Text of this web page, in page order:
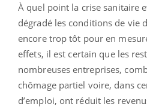
À quel point la crise sanitaire
dégradé les conditions de vie
encore trop tôt pour en
effets, il est certain que les
nombreuses entreprises,
chômage partiel voire, dans
d’emploi, ont réduit les